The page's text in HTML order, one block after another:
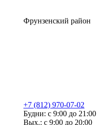
Фрунзенский район
+7 (812) 970-07-02
Будни: с 9:00 до 21:00
Вых.: с 9:00 до 20:00